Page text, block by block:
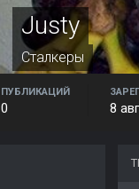
Justy
Сталкеры
ПУБЛИКАЦИЙ
0 8